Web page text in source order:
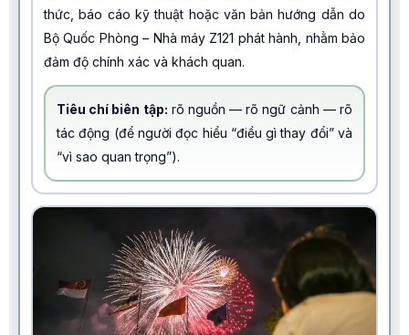
thức, báo cáo kỹ thuật hoặc văn bản hướng dẫn do
Bộ Quốc Phòng – Nhà máy Z121 phát hành, nhằm bảo
đảm độ chính xác và khách quan.
Tiêu chí biên tập: rõ nguồn — rõ ngữ cảnh — rõ
tác động (để người đọc hiểu “điều gì thay đổi” và
“vì sao quan trọng”).